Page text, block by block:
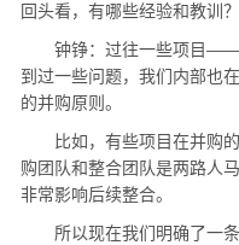
回头看，有哪些经验和教训？
钟铮：过往一些项目——
到过一些问题，我们内部也
的并购原则。
比如，有些项目在并购的
购团队和整合团队是两路人
非常影响后续整合。
所以现在我们明确了一条